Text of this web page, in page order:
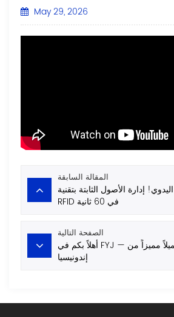
May 29, 2026
المقالة السابقة
إدارة الأصول الثابتة بتقنية
RFID في 60 ثانية
الصفحة التالية
أهلاً بكم في FYJ — نستضيف اليوم عميلاً مميزاً من
إندونيسيا